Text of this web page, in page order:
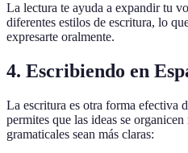
La lectura te ayuda a expandir tu
diferentes estilos de escritura, lo
expresarte oralmente.
4. Escribiendo en
La escritura es otra forma efectiva
permites que las ideas se
gramaticales sean más claras: